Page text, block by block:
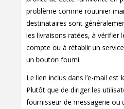
problème comme routinier
destinataires sont
les livraisons ratées, à vérifier
compte ou à rétablir un
un bouton fourni.
Le lien inclus dans l’e-mail est
Plutôt que de diriger les
fournisseur de messagerie ou